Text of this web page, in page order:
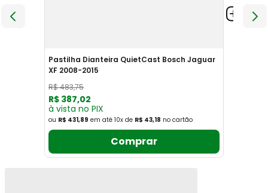
Pastilha Dianteira QuietCast Bosch Jaguar
XF 2008-2015
R$483,75
R$ 387,02
à vista no PIX
ou R$ 431,89 em até 10x de R$ 43,18 no cartão
Comprar